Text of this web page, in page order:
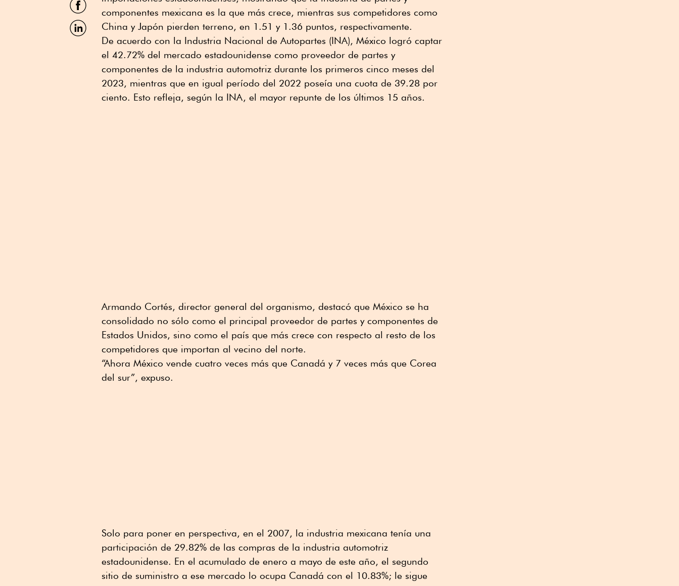
por
Facebook
Compartir
por
componentes mexicana es la que más crece, mientras sus competidores como
China y Japón pierden terreno, en 1.51 y 1.36 puntos, respectivamente.
De acuerdo con la Industria Nacional de Autopartes (INA), México logró captar
el 42.72% del mercado estadounidense como proveedor de partes y
componentes de la industria automotriz durante los primeros cinco meses del
2023, mientras que en igual período del 2022 poseía una cuota de 39.28 por
ciento. Esto refleja, según la INA, el mayor repunte de los últimos 15 años.
Armando Cortés, director general del organismo, destacó que México se ha
consolidado no sólo como el principal proveedor de partes y componentes de
Estados Unidos, sino como el país que más crece con respecto al resto de los
competidores que importan al vecino del norte.
“Ahora México vende cuatro veces más que Canadá y 7 veces más que Corea
del sur”, expuso.
Solo para poner en perspectiva, en el 2007, la industria mexicana tenía una
participación de 29.82% de las compras de la industria automotriz
estadounidense. En el acumulado de enero a mayo de este año, el segundo
sitio de suministro a ese mercado lo ocupa Canadá con el 10.83%; le sigue